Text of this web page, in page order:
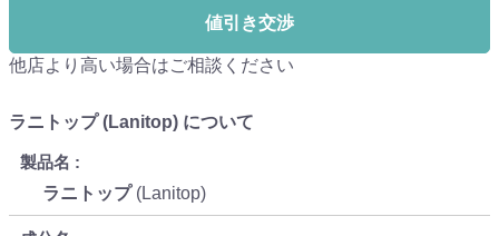
値引き交渉
他店より高い場合はご相談ください
ラニトップ (Lanitop) について
製品名
ラニトップ(Lanitop)